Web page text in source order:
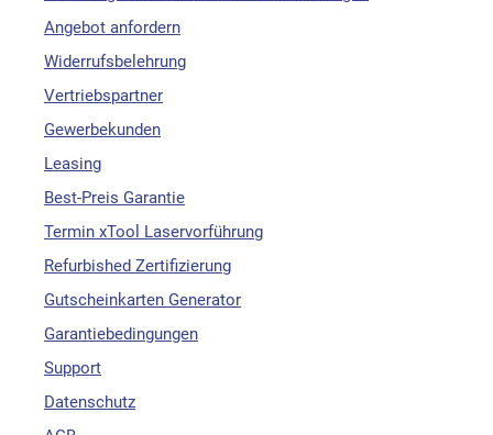
Angebot anfordern
Widerrufsbelehrung
Vertriebspartner
Gewerbekunden
Leasing
Best-Preis Garantie
Termin xTool Laservorführung
Refurbished Zertifizierung
Gutscheinkarten Generator
Garantiebedingungen
Support
Datenschutz